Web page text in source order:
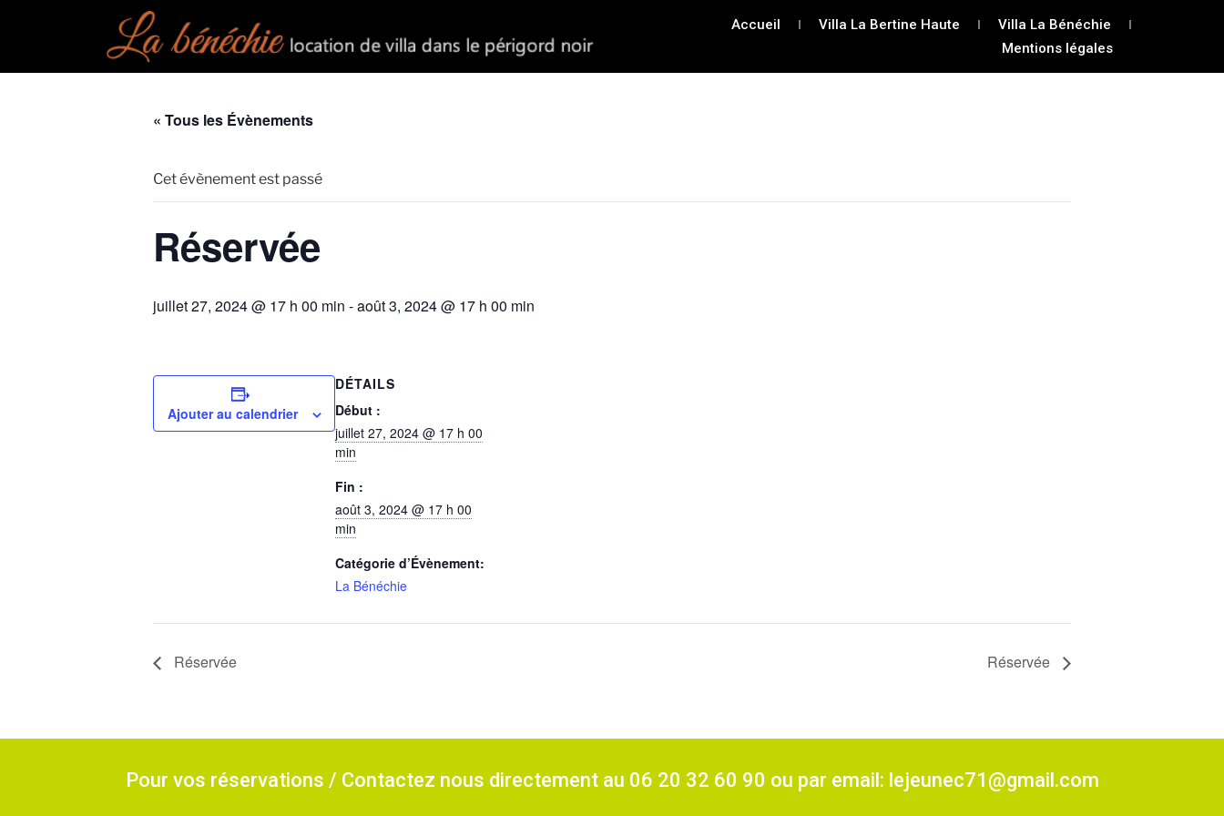
Accueil Villa La Bertine Haute
Villa La Bénéchie
Mentions légales
« Tous les Évènements
Cet évènement est passé
Réservée
juillet 27, 2024 @ 17 h 00 min -août 3, 2024 @ 17 h 00 min
Ajouter au calendrier
DÉTAILS
Début :
juillet 27, 2024 @ 17 h 00
min
Fin :
août 3, 2024 @ 17 h 00
min
Catégorie d’Évènement:
La Bénéchie
Réservée Réservée
Pour vos réservations / Contactez nous directement au 06 20 32 60 90 ou par email: lejeunec71@gmail.com